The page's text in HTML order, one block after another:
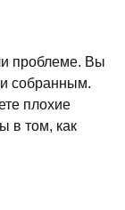
проблеме. Вы
и собранным.
плохие
в том, как